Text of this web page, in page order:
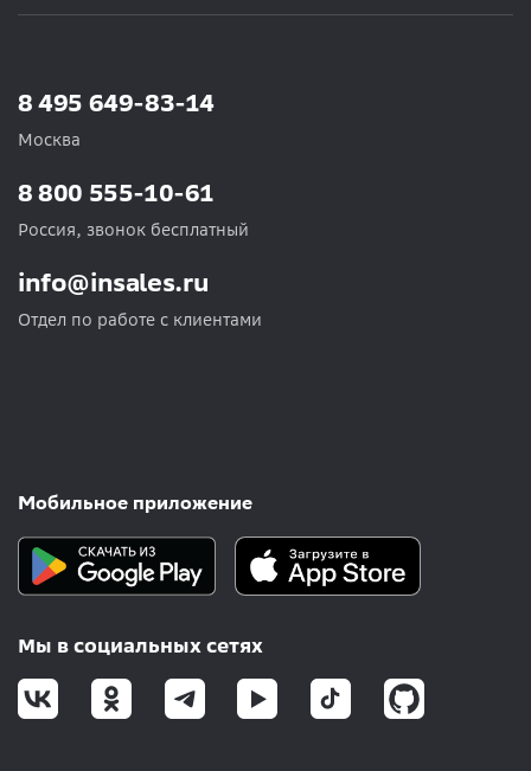
8 495 649-83-14
Москва
info@insales.ru
Отдел по работе с клиентами
8 800 555-10-61
Россия, звонок бесплатный
Мобильное приложение
Мы в социальных сетях